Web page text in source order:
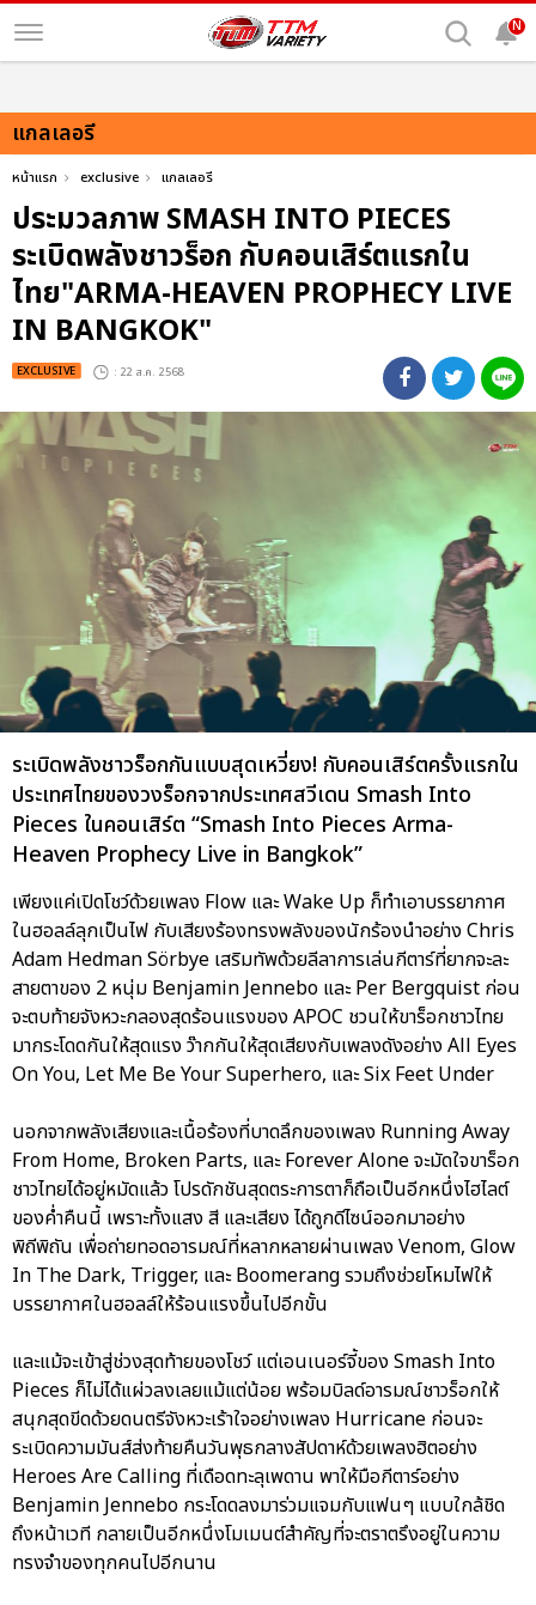
N
แกลเลอรี
หน้าแรก exclusive แกลเลอรี
ประมวลภาพ SMASH INTO PIECES
ระเบิดพลังชาวร็อก กับคอนเสิร์ตแรกใน
ไทย"ARMA-HEAVEN PROPHECY LIVE
IN BANGKOK"
EXCLUSIVE : 22 ส.ค. 2568
ระเบิดพลังชาวร็อกกันแบบสุดเหวี่ยง! กับคอนเสิร์ตครั้งแรกใน
ประเทศไทยของวงร็อกจากประเทศสวีเดน Smash Into
Pieces ในคอนเสิร์ต “Smash Into Pieces Arma-
Heaven Prophecy Live in Bangkok”
เพียงแค่เปิดโชว์ด้วยเพลง Flow และ Wake Up ก็ทำเอาบรรยากาศ
ในฮอลล์ลุกเป็นไฟ กับเสียงร้องทรงพลังของนักร้องนำอย่าง Chris
Adam Hedman Sörbye เสริมทัพด้วยลีลาการเล่นกีตาร์ที่ยากจะละ
สายตาของ 2 หนุ่ม Benjamin Jennebo และ Per Bergquist ก่อน
จะตบท้ายจังหวะกลองสุดร้อนแรงของ APOC ชวนให้ขาร็อกชาวไทย
มากระโดดกันให้สุดแรง ว๊ากกันให้สุดเสียงกับเพลงดังอย่าง All Eyes
On You, Let Me Be Your Superhero, และ Six Feet Under
นอกจากพลังเสียงและเนื้อร้องที่บาดลึกของเพลง Running Away
From Home, Broken Parts, และ Forever Alone จะมัดใจขาร็อก
ชาวไทยได้อยู่หมัดแล้ว โปรดักชันสุดตระการตาก็ถือเป็นอีกหนึ่งไฮไลต์
ของค่ำคืนนี้ เพราะทั้งแสง สี และเสียง ได้ถูกดีไซน์ออกมาอย่าง
พิถีพิถัน เพื่อถ่ายทอดอารมณ์ที่หลากหลายผ่านเพลง Venom, Glow
In The Dark, Trigger, และ Boomerang รวมถึงช่วยโหมไฟให้
บรรยากาศในฮอลล์ให้ร้อนแรงขึ้นไปอีกขั้น
และแม้จะเข้าสู่ช่วงสุดท้ายของโชว์ แต่เอนเนอร์จี้ของ Smash Into
Pieces ก็ไม่ได้แผ่วลงเลยแม้แต่น้อย พร้อมบิลด์อารมณ์ชาวร็อกให้
สนุกสุดขีดด้วยดนตรีจังหวะเร้าใจอย่างเพลง Hurricane ก่อนจะ
ระเบิดความมันส์ส่งท้ายคืนวันพุธกลางสัปดาห์ด้วยเพลงฮิตอย่าง
Heroes Are Calling ที่เดือดทะลุเพดาน พาให้มือกีตาร์อย่าง
Benjamin Jennebo กระโดดลงมาร่วมแจมกับแฟนๆ แบบใกล้ชิด
ถึงหน้าเวที กลายเป็นอีกหนึ่งโมเมนต์สำคัญที่จะตราตรึงอยู่ในความ
ทรงจำของทุกคนไปอีกนาน